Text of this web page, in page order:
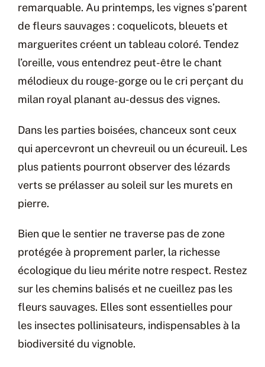
remarquable. Au printemps, les vignes s’parent
de fleurs sauvages : coquelicots, bleuets et
marguerites créent un tableau coloré. Tendez
l’oreille, vous entendrez peut-être le chant
mélodieux du rouge-gorge ou le cri perçant du
milan royal planant au-dessus des vignes.
Dans les parties boisées, chanceux sont ceux
qui apercevront un chevreuil ou un écureuil. Les
plus patients pourront observer des lézards
verts se prélasser au soleil sur les murets en
pierre.
Bien que le sentier ne traverse pas de zone
protégée à proprement parler, la richesse
écologique du lieu mérite notre respect. Restez
sur les chemins balisés et ne cueillez pas les
fleurs sauvages. Elles sont essentielles pour
les insectes pollinisateurs, indispensables à la
biodiversité du vignoble.